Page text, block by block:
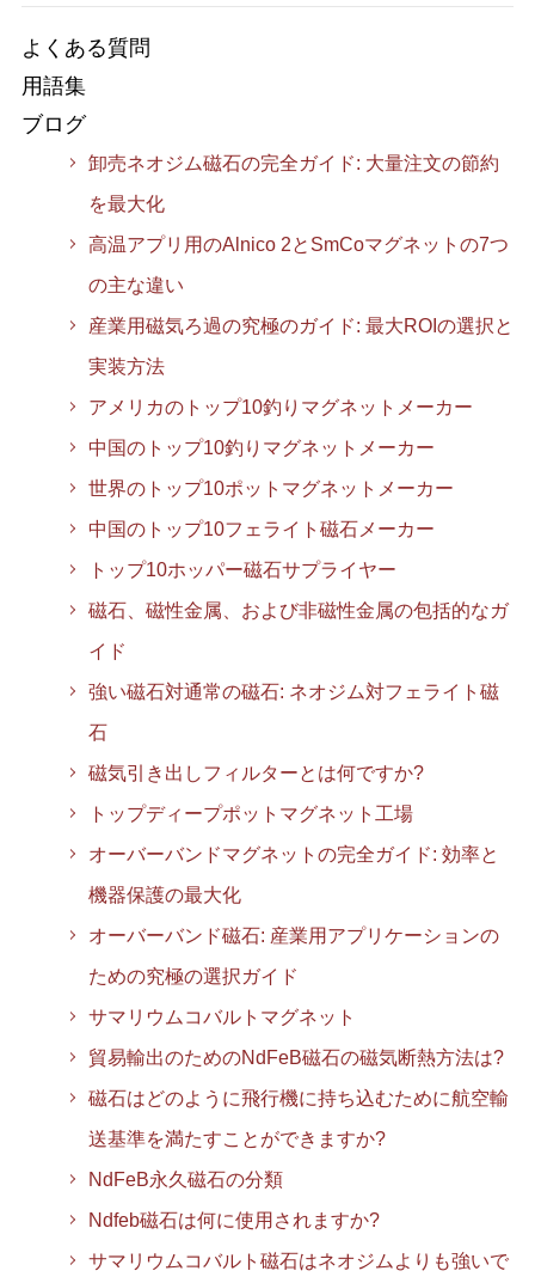
よくある質問
用語集
ブログ
卸売ネオジム磁石の完全ガイド: 大量注文の節約
を最大化
高温アプリ用のAlnico 2とSmCoマグネットの7つ
の主な違い
産業用磁気ろ過の究極のガイド: 最大ROIの選択と
実装方法
アメリカのトップ10釣りマグネットメーカー
中国のトップ10釣りマグネットメーカー
世界のトップ10ポットマグネットメーカー
中国のトップ10フェライト磁石メーカー
トップ10ホッパー磁石サプライヤー
磁石、磁性金属、および非磁性金属の包括的なガ
イド
強い磁石対通常の磁石: ネオジム対フェライト磁
石
磁気引き出しフィルターとは何ですか?
トップディープポットマグネット工場
オーバーバンドマグネットの完全ガイド: 効率と
機器保護の最大化
オーバーバンド磁石: 産業用アプリケーションの
ための究極の選択ガイド
サマリウムコバルトマグネット
貿易輸出のためのNdFeB磁石の磁気断熱方法は?
磁石はどのように飛行機に持ち込むために航空輸
送基準を満たすことができますか?
NdFeB永久磁石の分類
Ndfeb磁石は何に使用されますか?
サマリウムコバルト磁石はネオジムよりも強いで